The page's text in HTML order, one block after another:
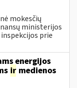
mokesčių
ministerijos
prie
energijos
ir medienos